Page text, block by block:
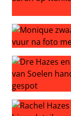
Gerucht:
Monique
Dre Hazes en